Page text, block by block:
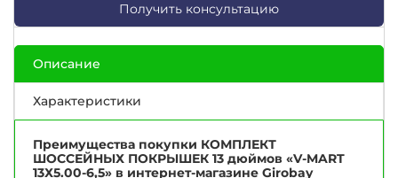
Получить консультацию
Описание
Характеристики
Преимущества покупки КОМПЛЕКТ
ШОССЕЙНЫХ ПОКРЫШЕК 13 дюймов «V-MART
13Х5.00-6,5» в интернет-магазине Girobay